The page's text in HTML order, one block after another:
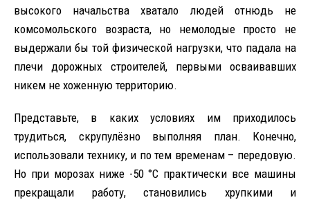
высокого начальства хватало людей отнюдь не
комсомольского возраста, но немолодые просто не
выдержали бы той физической нагрузки, что падала на
плечи дорожных строителей, первыми осваивавших
никем не хоженную территорию.
Представьте, в каких условиях им приходилось
трудиться, скрупулёзно выполняя план. Конечно,
использовали технику, и по тем временам – передовую.
Но при морозах ниже -50 °C практически все машины
прекращали работу, становились хрупкими и